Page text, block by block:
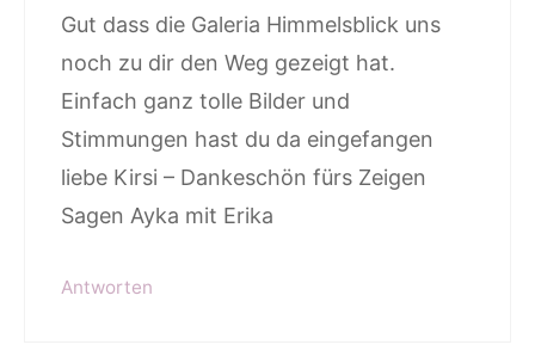
Gut dass die Galeria Himmelsblick uns
noch zu dir den Weg gezeigt hat.
Einfach ganz tolle Bilder und
Stimmungen hast du da eingefangen
liebe Kirsi – Dankeschön fürs Zeigen
Sagen Ayka mit Erika
Antworten